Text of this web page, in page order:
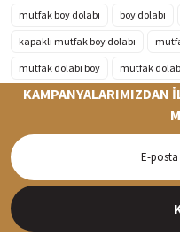
mutfak boy dolabı
boy dolabı
kapaklı mutfak boy dolabı
mutfak dolabı boy
mutfak
Siparişleriniz en kısa sürede
KAMPANYALARIMIZDAN